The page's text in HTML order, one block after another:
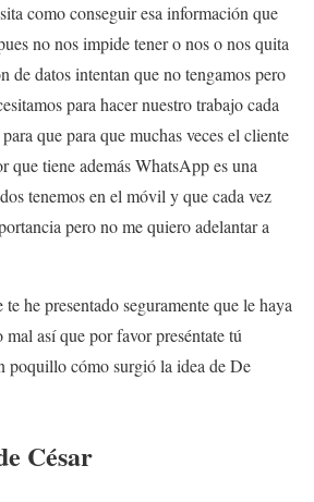
como conseguir esa información que
no nos impide tener o nos o nos quita
de datos intentan que no tengamos pero
para hacer nuestro trabajo cada
que para que muchas veces el cliente
que tiene además WhatsApp es una
tenemos en el móvil y que cada vez
pero no me quiero adelantar a
he presentado seguramente que le haya
así que por favor preséntate tú
poquillo cómo surgió la idea de De
César